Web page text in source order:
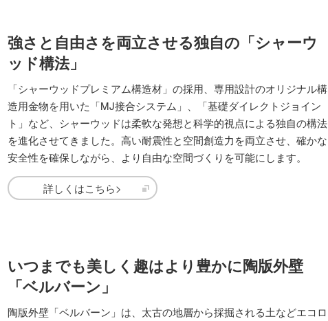
強さと自由さを両立させる独自の「シャーウ
ッド構法」
「シャーウッドプレミアム構造材」の採用、専用設計のオリジナル構
造用金物を用いた「MJ接合システム」、「基礎ダイレクトジョイン
ト」など、シャーウッドは柔軟な発想と科学的視点による独自の構法
を進化させてきました。高い耐震性と空間創造力を両立させ、確かな
安全性を確保しながら、より自由な空間づくりを可能にします。
詳しくはこちら>
いつまでも美しく趣はより豊かに陶版外壁
「ベルバーン」
陶版外壁「ベルバーン」は、太古の地層から採掘される土などエコロ